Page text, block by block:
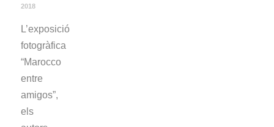
2018
L’exposició
fotogràfica
“Marocco
entre
amigos”,
els